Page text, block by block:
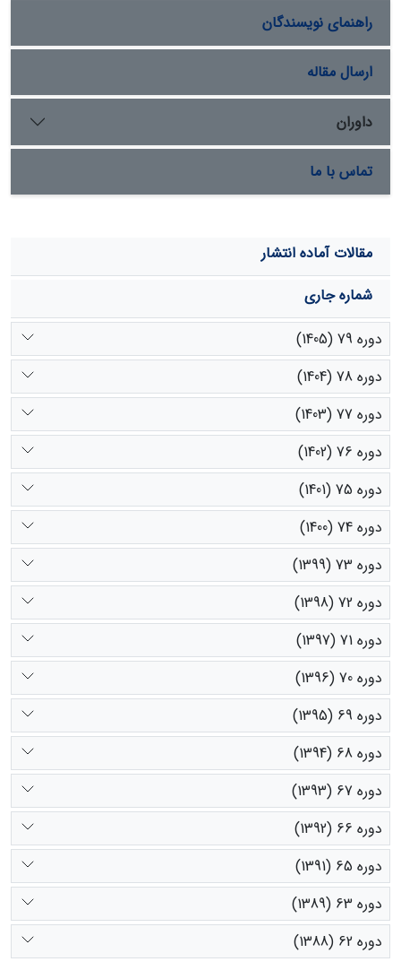
ویژگی‌های فیزیکی و شیمیایی خاک داشتند.
راهنمای نویسندگان
ارسال مقاله
داوران
تماس با ما
مقالات آماده انتشار
شماره جاری
دوره 79 (1405)
دوره 78 (1404)
دوره 77 (1403)
دوره 76 (1402)
دوره 75 (1401)
دوره 74 (1400)
دوره 73 (1399)
دوره 72 (1398)
دوره 71 (1397)
دوره 70 (1396)
دوره 69 (1395)
دوره 68 (1394)
دوره 67 (1393)
دوره 66 (1392)
دوره 65 (1391)
دوره 63 (1389)
دوره 62 (1388)